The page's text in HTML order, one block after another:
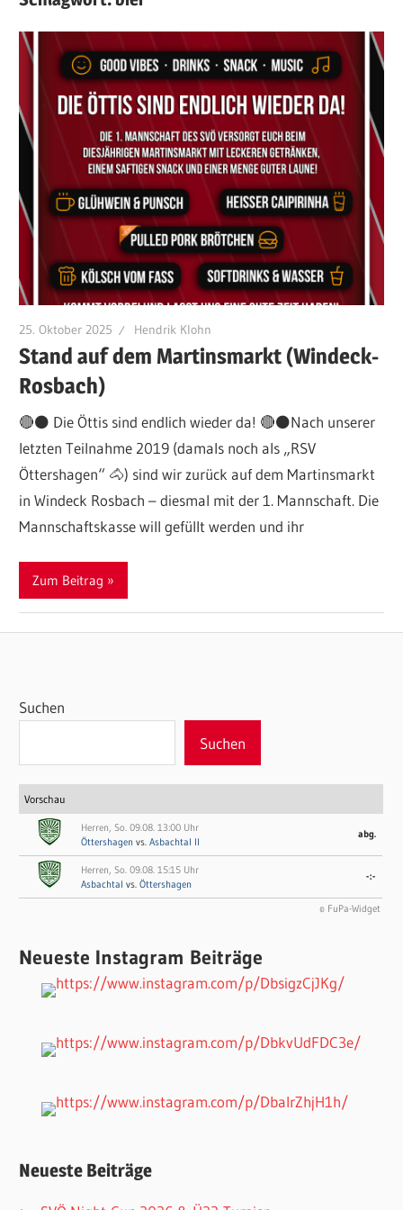
25. Oktober 2025 Hendrik Klohn
Stand auf dem Martinsmarkt (Windeck-
Rosbach)
🔴⚫️ Die Öttis sind endlich wieder da! 🔴⚫️Nach unserer
letzten Teilnahme 2019 (damals noch als „RSV
Öttershagen“ 🐴) sind wir zurück auf dem Martinsmarkt
in Windeck Rosbach – diesmal mit der 1. Mannschaft. Die
Mannschaftskasse will gefüllt werden und ihr
Zum Beitrag
Suchen
Suchen
Vorschau
Herren, So. 09.08. 13:00 Uhr
Öttershagenvs.Asbachtal II
abg.
Herren, So. 09.08. 15:15 Uhr
Asbachtal vs.Öttershagen
-:-
© FuPa-Widget
Neueste Instagram Beiträge
Neueste Beiträge